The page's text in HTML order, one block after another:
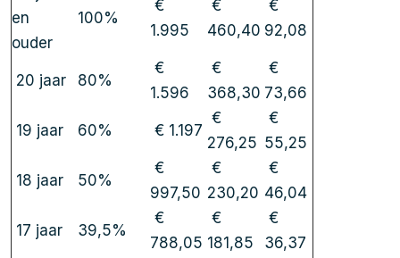
en
ouder
100%
€
1.995
€
460,40
€
92,08
20 jaar 80%
€
1.596
€
368,30
€
73,66
19 jaar 60% € 1.197
€
276,25
€
55,25
18 jaar 50%
€
997,50
€
230,20
€
46,04
17 jaar 39,5%
€
788,05
€
181,85
€
36,37